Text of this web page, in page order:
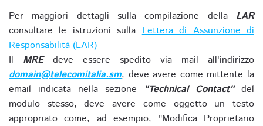
Per maggiori dettagli sulla compilazione della LAR
consultare le istruzioni sullaLettera di Assunzione di
Responsabilità (LAR)
Il MREdeve essere spedito via mail all'indirizzo
domain@telecomitalia.sm, deve avere come mittente la
email indicata nella sezione
"Technical Contact"del
modulo stesso, deve avere come oggetto un testo
appropriato come, ad esempio, "Modifica Proprietario